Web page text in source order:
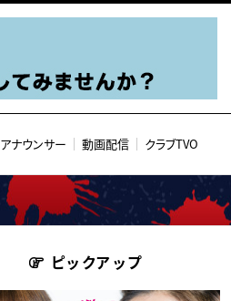
アナウンサー 動画配信 クラブTVO
ピックアップ